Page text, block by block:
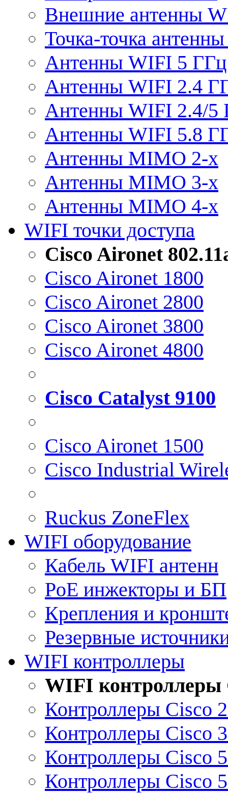
Внешние антенны
Точка-точка
Антенны WIFI 5 ГГц
Антенны WIFI 2.4
Антенны WIFI 2.4/5
Антенны WIFI 5.8
Антенны MIMO 2-x
Антенны MIMO 3-x
Антенны MIMO 4-x
WIFI точки доступа
Cisco Aironet
Cisco Aironet 1800
Cisco Aironet 2800
Cisco Aironet 3800
Cisco Aironet 4800
Cisco Catalyst 9100
Cisco Aironet 1500
Cisco Industrial
Ruckus ZoneFlex
WIFI оборудование
Кабель WIFI антенн
PoE инжекторы и БП
Крепления и
Резервные
WIFI контроллеры
WIFI контроллеры
Контроллеры Cisco
Контроллеры Cisco
Контроллеры Cisco
Контроллеры Cisco